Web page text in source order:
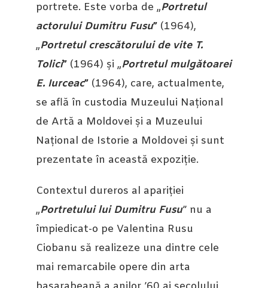
portrete. Este vorba de „Portretul
actorului Dumitru Fusu” (1964),
„Portretul crescătorului de vite T.
Tolici” (1964) și „Portretul mulgătoarei
E. Iurceac” (1964), care, actualmente,
se află în custodia Muzeului Național
de Artă a Moldovei și a Muzeului
Național de Istorie a Moldovei și sunt
prezentate în această expoziție.
Contextul dureros al apariției
„Portretului lui Dumitru Fusu” nu a
împiedicat-o pe Valentina Rusu
Ciobanu să realizeze una dintre cele
mai remarcabile opere din arta